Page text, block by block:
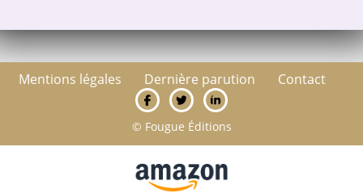
Mentions légales Dernière parution Contact
© Fougue Éditions